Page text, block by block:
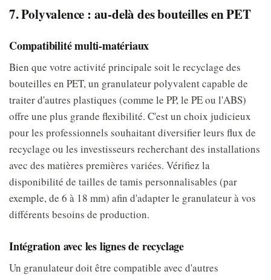
7. Polyvalence : au-delà des bouteilles en PET
Compatibilité multi-matériaux
Bien que votre activité principale soit le recyclage des
bouteilles en PET, un granulateur polyvalent capable de
traiter d'autres plastiques (comme le PP, le PE ou l'ABS)
offre une plus grande flexibilité. C'est un choix judicieux
pour les professionnels souhaitant diversifier leurs flux de
recyclage ou les investisseurs recherchant des installations
avec des matières premières variées. Vérifiez la
disponibilité de tailles de tamis personnalisables (par
exemple, de 6 à 18 mm) afin d'adapter le granulateur à vos
différents besoins de production.
Intégration avec les lignes de recyclage
Un granulateur doit être compatible avec d'autres